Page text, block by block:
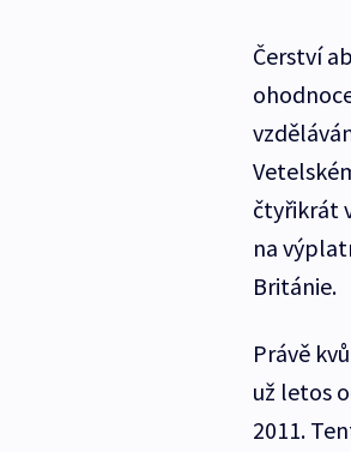
Čerství
čtyřikrát
na
Británie.
Právě
už letos
2011.